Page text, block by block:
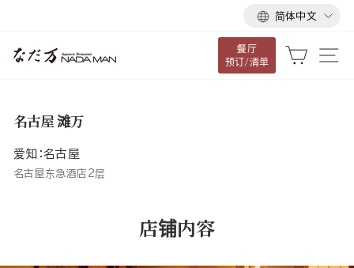
语
言
简体中文
餐厅
预订/清单
大车
名古屋 滩万
爱知：名古屋
名古屋东急酒店2层
店铺内容